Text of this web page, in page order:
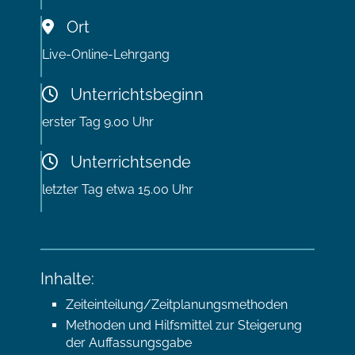
Ort
Live-Online-Lehrgang
Unterrichtsbeginn
erster Tag 9.00 Uhr
Unterrichtsende
letzter Tag etwa 15.00 Uhr
Inhalte:
Zeiteinteilung/Zeitplanungsmethoden
Methoden und Hilfsmittel zur Steigerung
der Auffassungsgabe